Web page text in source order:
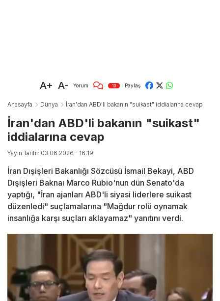
A+ A- Yorum 10 Paylaş
Anasayfa Dünya İran'dan ABD'li bakanın "suikast" iddialarına cevap
İran'dan ABD'li bakanın "suikast"
iddialarına cevap
Yayın Tarihi: 03.06.2026 - 16:19
İran Dışişleri Bakanlığı Sözcüsü İsmail Bekayi, ABD
Dışişleri Baknaı Marco Rubio'nun dün Senato'da
yaptığı, "İran ajanları ABD'li siyasi liderlere suikast
düzenledi" suçlamalarına "Mağdur rolü oynamak
insanlığa karşı suçları aklayamaz" yanıtını verdi.